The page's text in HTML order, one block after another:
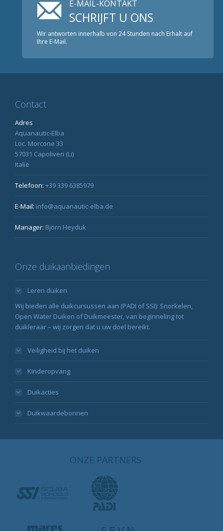
E-MAIL-KONTAKT
SCHRIJFT U ONS
Wir antworten innerhalb von 24 Stunden nach Erhalt auf
Ihre E-Mail.
Contact
Adres
Aquanautic-Elba
Loc. Morcone 33
57031 Capoliveri (Li)
Italië
Telefoon: +39 339 6385979
E-Mail: info@aquanautic-elba.de
Manager: Björn Heyduk
Onze duikaanbiedingen
Leren duiken
Wij bieden alle duikcursussen aan (PADI of SSI): Snorkelen,
Open Water Duiken of Duikmeester, van beginneling tot
duikleraar – wij zorgen dat u uw doel bereikt.
Veiligheid bij het duiken
Kinderopvang
Duikacties
Duikwaardebonnen
ONZE PARTNERS